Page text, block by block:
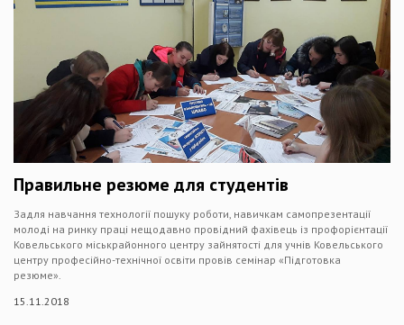
Правильне резюме для студентів
Задля навчання технології пошуку роботи, навичкам самопрезентації
молоді на ринку праці нещодавно провідний фахівець із профорієнтації
Ковельського міськрайонного центру зайнятості для учнів Ковельського
центру професійно-технічної освіти провів семінар «Підготовка
резюме».
15.11.2018